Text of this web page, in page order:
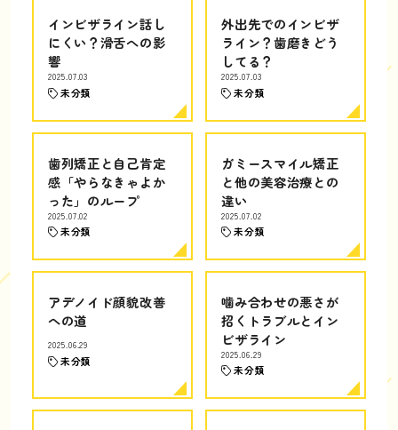
インビザライン話し
にくい？滑舌への影
響
2025.07.03
未分類
外出先でのインビザ
ライン？歯磨きどう
してる？
2025.07.03
未分類
歯列矯正と自己肯定
感「やらなきゃよか
った」のループ
2025.07.02
未分類
ガミースマイル矯正
と他の美容治療との
違い
2025.07.02
未分類
アデノイド顔貌改善
への道
2025.06.29
未分類
噛み合わせの悪さが
招くトラブルとイン
ビザライン
2025.06.29
未分類